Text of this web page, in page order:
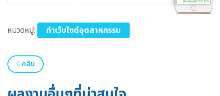
หมวดหมู่: ทำเว็บไซต์อุตสาหกรรม
กลับ